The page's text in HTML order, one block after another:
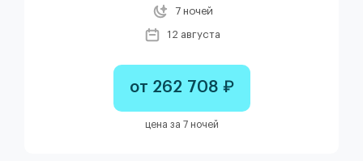
7 ночей
12 августа
от 262 708 ₽
цена за 7 ночей